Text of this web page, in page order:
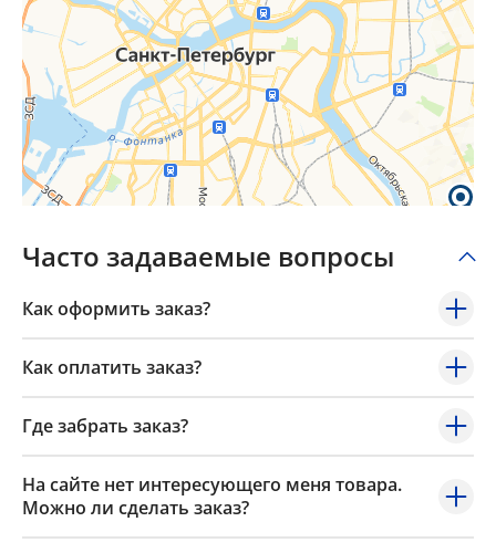
Часто задаваемые вопросы
Как оформить заказ?
Как оплатить заказ?
Где забрать заказ?
На сайте нет интересующего меня товара.
Можно ли сделать заказ?